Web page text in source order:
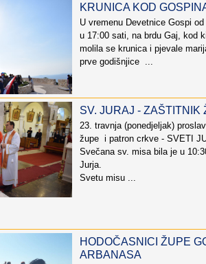
KRUNICA KOD
U vremenu Devetnice Gospi
u 17:00 sati, na brdu Gaj, kod
molila se krunica i pjevale
prve godišnjice ...
SV. JURAJ - ZAŠTITNIK
23. travnja (ponedjeljak)
župe i patron crkve - SVETI
Svečana sv. misa bila je u
Jurja.
Svetu misu ...
HODOČASNICI ŽUPE
ARBANASA